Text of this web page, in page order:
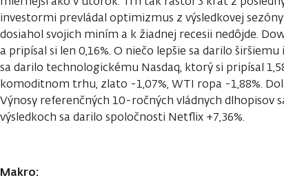
investormi prevládal optimizmus z výsledkovej
dosiahol svojich miním a k žiadnej recesii nedôjde.
a pripísal si len 0,16%. O niečo lepšie sa darilo širšiemu
sa darilo technologickému Nasdaq, ktorý si pripísal
komoditnom trhu, zlato -1,07%, WTI ropa -1,88%.
Výnosy referenčných 10-ročných vládnych dlhopisov
výsledkoch sa darilo spoločnosti Netflix +7,36%.
Makro: